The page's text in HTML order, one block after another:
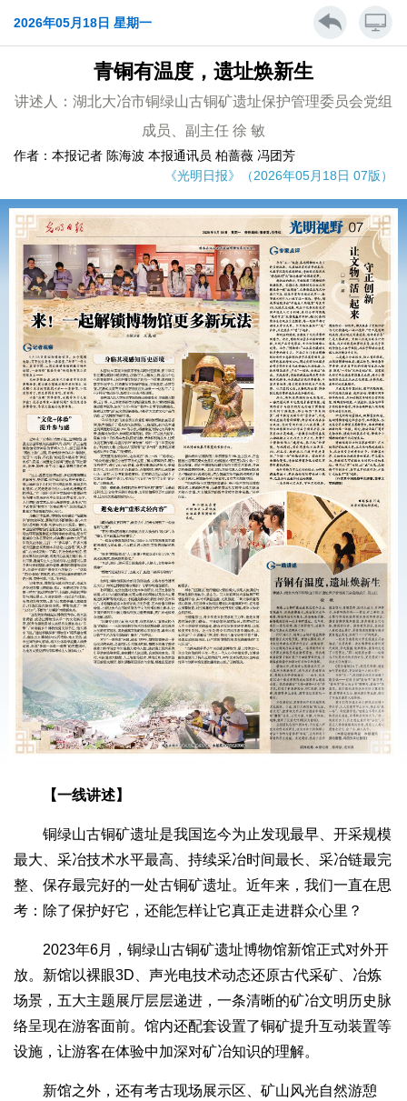
2026年05月18日 星期一
青铜有温度，遗址焕新生
讲述人：湖北大冶市铜绿山古铜矿遗址保护管理委员会党组
成员、副主任 徐 敏
作者：本报记者 陈海波 本报通讯员 柏蔷薇 冯团芳
《光明日报》（2026年05月18日 07版）
【一线讲述】
铜绿山古铜矿遗址是我国迄今为止发现最早、开采规模
最大、采冶技术水平最高、持续采冶时间最长、采冶链最完
整、保存最完好的一处古铜矿遗址。近年来，我们一直在思
考：除了保护好它，还能怎样让它真正走进群众心里？
2023年6月，铜绿山古铜矿遗址博物馆新馆正式对外开
放。新馆以裸眼3D、声光电技术动态还原古代采矿、冶炼
场景，五大主题展厅层层递进，一条清晰的矿冶文明历史脉
络呈现在游客面前。馆内还配套设置了铜矿提升互动装置等
设施，让游客在体验中加深对矿冶知识的理解。
新馆之外，还有考古现场展示区、矿山风光自然游憩